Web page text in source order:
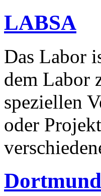
LABSA
Das Labor
dem Labor
speziellen
oder